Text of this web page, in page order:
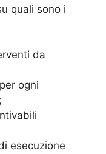
quali sono i
da
ogni
esecuzione